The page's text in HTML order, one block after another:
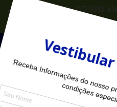
(27) 2102-6000 (27) 98118-
Seja Aluno